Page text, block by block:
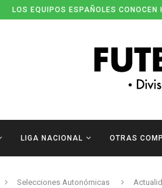
LOS EQUIPOS ESPAÑOLES
LIGA NACIONAL OTRAS
Selecciones Autonómicas